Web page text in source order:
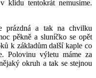
klidu tentokrát nemusíme.
prázdná a tak na chvilku
pěkně a sluníčko se opět
k základům další kaple co
Polovinu výletu máme za
okruh a tak se stejnou